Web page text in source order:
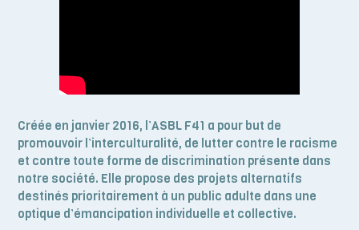
Créée en janvier 2016, l’ASBL F41 a pour but de
promouvoir l’interculturalité, de lutter contre le racisme
et contre toute forme de discrimination présente dans
notre société. Elle propose des projets alternatifs
destinés prioritairement à un public adulte dans une
optique d’émancipation individuelle et collective.